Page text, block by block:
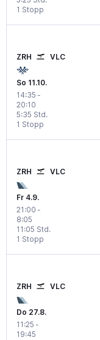
1 Stopp
ZRH VLC
So 11.10.
14:35 -
20:10
1 Stopp
5:35 Std.
ZRH VLC
Fr 4.9.
21:00 -
8:05
1 Stopp
11:05 Std.
ZRH VLC
Do 27.8.
11:25 -
19:45